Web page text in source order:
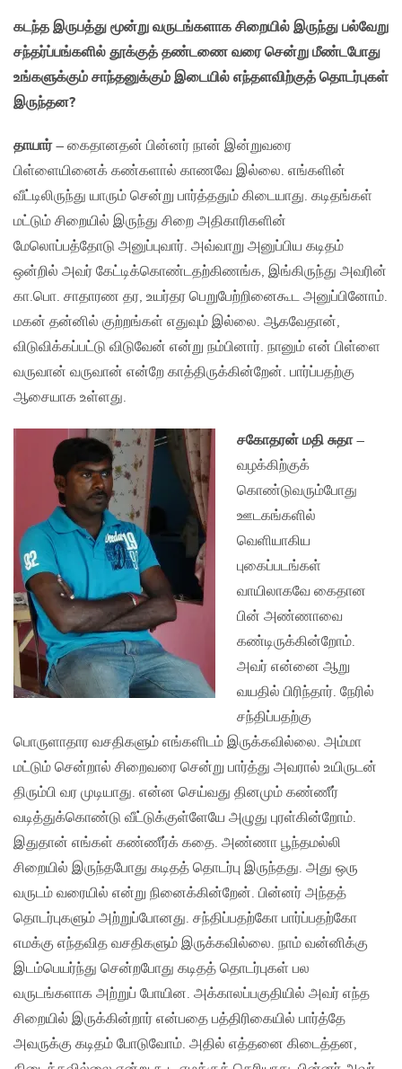
கடந்த இருபத்து மூன்று வருடங்களாக சிறையில் இருந்து பல்வேறு
சந்தர்ப்பங்களில் தூக்குத் தண்டணை வரை சென்று மீண்டபோது
உங்களுக்கும் சாந்தனுக்கும் இடையில் எந்தளவிற்குத் தொடர்புகள்
இருந்தன?
தாயார்– கைதானதன் பின்னர் நான் இன்றுவரை
பிள்ளையினைக் கண்களால் காணவே இல்லை. எங்களின்
வீட்டிலிருந்து யாரும் சென்று பார்த்ததும் கிடையாது. கடிதங்கள்
மட்டும் சிறையில் இருந்து சிறை அதிகாரிகளின்
மேலொப்பத்தோடு அனுப்புவார். அவ்வாறு அனுப்பிய கடிதம்
ஒன்றில் அவர் கேட்டிக்கொண்டதற்கிணங்க, இங்கிருந்து அவரின்
கா.பொ. சாதாரண தர, உயர்தர பெறுபேற்றினைகூட அனுப்பினோம்.
மகன் தன்னில் குற்றங்கள் எதுவும் இல்லை. ஆகவேதான்,
விடுவிக்கப்பட்டு விடுவேன் என்று நம்பினார். நானும் என் பிள்ளை
வருவான் வருவான் என்றே காத்திருக்கின்றேன். பார்ப்பதற்கு
ஆசையாக உள்ளது.
சகோதரன் மதி சுதா–
வழக்கிற்குக்
கொண்டுவரும்போது
ஊடகங்களில்
வெளியாகிய
புகைப்படங்கள்
வாயிலாகவே கைதான
பின் அண்ணாவை
கண்டிருக்கின்றோம்.
அவர் என்னை ஆறு
வயதில் பிரிந்தார். நேரில்
சந்திப்பதற்கு
பொருளாதார வசதிகளும் எங்களிடம் இருக்கவில்லை. அம்மா
மட்டும் சென்றால் சிறைவரை சென்று பார்த்து அவரால் உயிருடன்
திரும்பி வர முடியாது. என்ன செய்வது தினமும் கண்ணீர்
வடித்துக்கொண்டு வீட்டுக்குள்ளேயே அழுது புரள்கின்றோம்.
இதுதான் எங்கள் கண்ணீர்க் கதை. அண்ணா பூந்தமல்லி
சிறையில் இருந்தபோது கடிதத் தொடர்பு இருந்தது. அது ஒரு
வருடம் வரையில் என்று நினைக்கின்றேன். பின்னர் அந்தத்
தொடர்புகளும் அற்றுப்போனது. சந்திப்பதற்கோ பார்ப்பதற்கோ
எமக்கு எந்தவித வசதிகளும் இருக்கவில்லை. நாம் வன்னிக்கு
இடம்பெயர்ந்து சென்றபோது கடிதத் தொடர்புகள் பல
வருடங்களாக அற்றுப் போயின. அக்காலப்பகுதியில் அவர் எந்த
சிறையில் இருக்கின்றார் என்பதை பத்திரிகையில் பார்த்தே
அவருக்கு கடிதம் போடுவோம். அதில் எத்தனை கிடைத்தன,